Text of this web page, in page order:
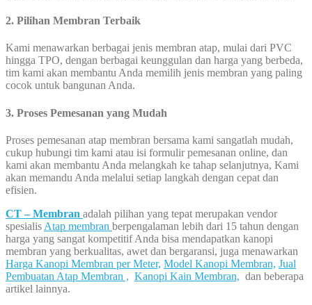
2. Pilihan Membran Terbaik
Kami menawarkan berbagai jenis membran atap, mulai dari PVC
hingga TPO, dengan berbagai keunggulan dan harga yang berbeda,
tim kami akan membantu Anda memilih jenis membran yang paling
cocok untuk bangunan Anda.
3. Proses Pemesanan yang Mudah
Proses pemesanan atap membran bersama kami sangatlah mudah,
cukup hubungi tim kami atau isi formulir pemesanan online, dan
kami akan membantu Anda melangkah ke tahap selanjutnya, Kami
akan memandu Anda melalui setiap langkah dengan cepat dan
efisien.
CT – Membran adalah pilihan yang tepat merupakan vendor
spesialis Atap membran berpengalaman lebih dari 15 tahun dengan
harga yang sangat kompetitif Anda bisa mendapatkan kanopi
membran yang berkualitas, awet dan bergaransi, juga menawarkan
Harga Kanopi Membran per Meter, Model Kanopi Membran, Jual
Pembuatan Atap Membran , Kanopi Kain Membran, dan beberapa
artikel lainnya.